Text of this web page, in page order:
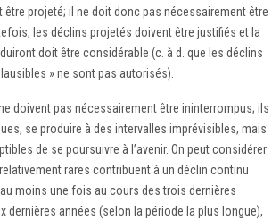
être projeté; il ne doit donc pas nécessairement être
les déclins projetés doivent être justifiés et la
doit être considérable (c. à d. que les déclins
» ne sont pas autorisés).
doivent pas nécessairement être ininterrompus; ils
se produire à des intervalles imprévisibles, mais
de se poursuivre à l’avenir. On peut considérer
rares contribuent à un déclin continu
moins une fois au cours des trois dernières
dernières années (selon la période la plus longue),